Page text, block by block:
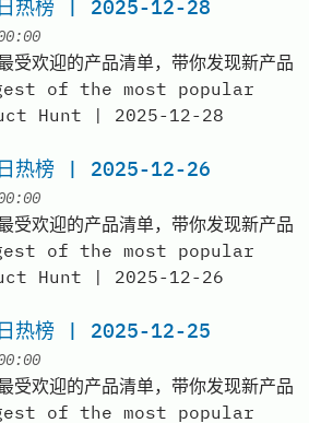
热榜 | 2025-12-28
欢迎的产品清单，带你发现新产品
of the most popular
Hunt | 2025-12-28
热榜 | 2025-12-26
欢迎的产品清单，带你发现新产品
of the most popular
Hunt | 2025-12-26
热榜 | 2025-12-25
欢迎的产品清单，带你发现新产品
of the most popular